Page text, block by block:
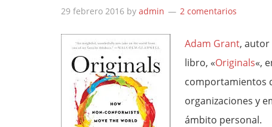
29 febrero 2016 by admin 2 comentarios
Adam Grant, autor
libro, «Originals«,
comportamientos
organizaciones y
ámbito personal.